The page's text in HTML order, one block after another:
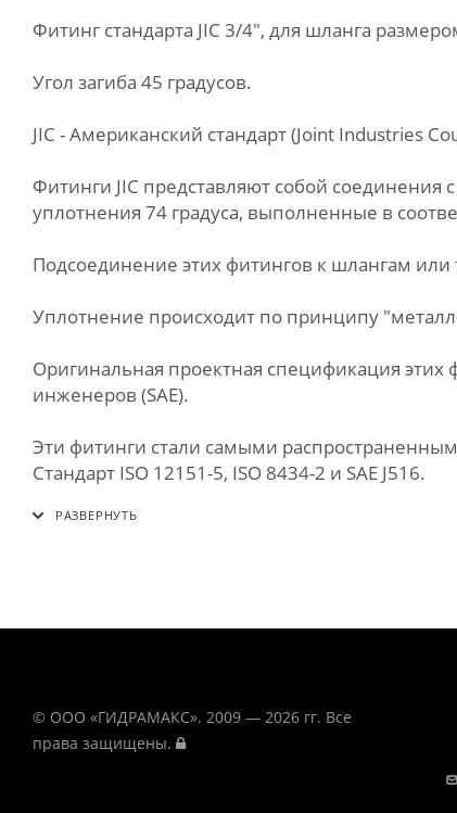
Фитинг стандарта JIC 3/4", для шланга
Угол загиба 45 градусов.
JIC - Американский стандарт (Joint Industries
Фитинги JIC представляют собой
уплотнения 74 градуса, выполненные в
Подсоединение этих фитингов к шлангам или
Уплотнение происходит по принципу
Оригинальная проектная спецификация
инженеров (SAE).
Эти фитинги стали самыми
Стандарт ISO 12151-5, ISO 8434-2 и SAE J516.
© ООО «ГИДРАМАКС». 2009 — 2026 гг. Все
права защищены.